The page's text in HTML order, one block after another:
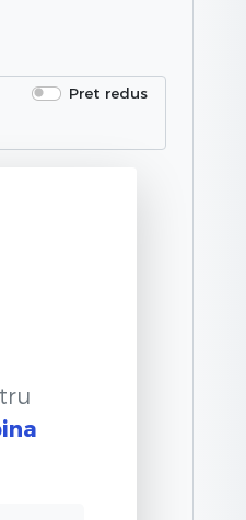
Pret redus